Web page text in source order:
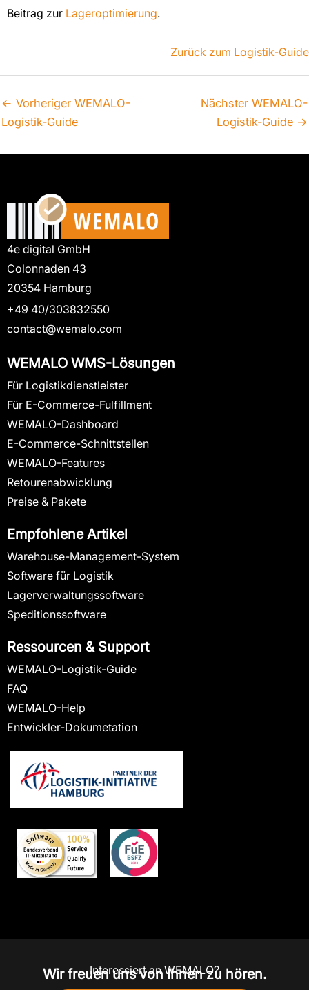
Beitrag zur Lageroptimierung.
Zurück zum Logistik-Guide
← Vorheriger WEMALO-
Logistik-Guide
Nächster WEMALO-
Logistik-Guide →
4e digital GmbH
Colonnaden 43
20354 Hamburg
+49 40/303832550
contact@wemalo.com
WEMALO WMS-Lösungen
Für Logistikdienstleister
Für E-Commerce-Fulfillment
WEMALO-Dashboard
E-Commerce-Schnittstellen
WEMALO-Features
Retourenabwicklung
Preise & Pakete
Empfohlene Artikel
Warehouse-Management-System
Software für Logistik
Lagerverwaltungssoftware
Speditionssoftware
Ressourcen & Support
WEMALO-Logistik-Guide
FAQ
WEMALO-Help
Entwickler-Dokumetation
Interessiert an WEMALO?
Wir freuen uns von Ihnen zu hören.